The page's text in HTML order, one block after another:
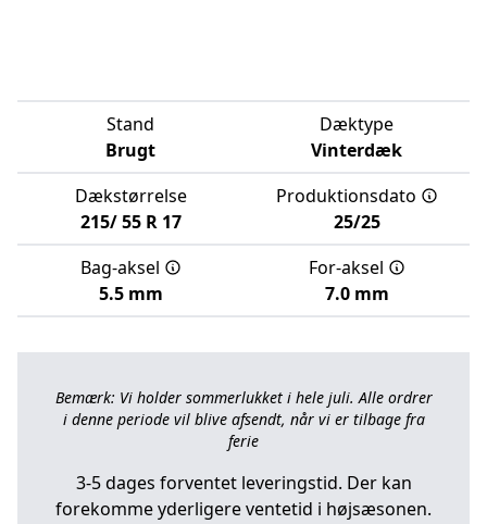
Stand
Brugt
Dæktype
Vinterdæk
Dækstørrelse
215/ 55 R 17
Produktionsdato
25/25
Bag-aksel
5.5 mm
For-aksel
7.0 mm
Bemærk: Vi holder sommerlukket i hele juli. Alle ordrer
i denne periode vil blive afsendt, når vi er tilbage fra
ferie
3-5 dages forventet leveringstid. Der kan
forekomme yderligere ventetid i højsæsonen.